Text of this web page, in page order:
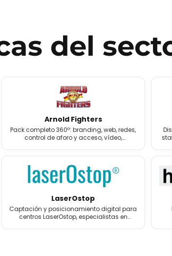
del
Arnold Fighters
Pack completo 360º: branding, web, redes,
control de aforo y acceso, vídeo,
LaserOstop
Captación y posicionamiento digital para
centros LaserOstop, especialistas en